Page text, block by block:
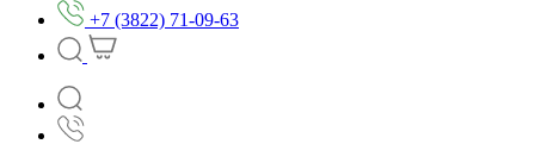
+7 (3822) 71-09-63